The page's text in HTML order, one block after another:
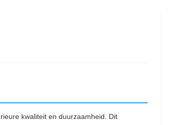
kwaliteit en duurzaamheid. Dit